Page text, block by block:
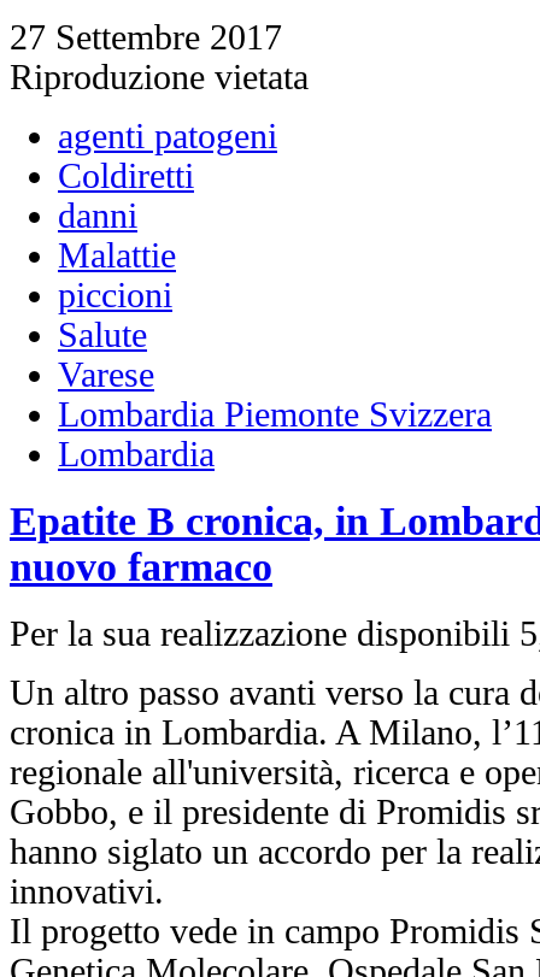
27 Settembre 2017
Riproduzione vietata
agenti patogeni
Coldiretti
danni
Malattie
piccioni
Salute
Varese
Lombardia Piemonte Svizzera
Lombardia
Epatite B cronica, in
nuovo farmaco
Per la sua realizzazione disponibili
Un altro passo avanti verso la cura
cronica in Lombardia. A Milano,
regionale all'università, ricerca e
Gobbo, e il presidente di Promidis
hanno siglato un accordo per la
innovativi.
Il progetto vede in campo Promidis